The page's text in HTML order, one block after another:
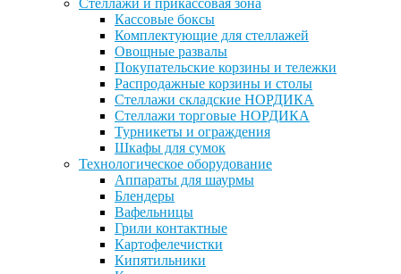
Стеллажи и прикассовая зона
Кассовые боксы
Комплектующие для стеллажей
Овощные развалы
Покупательские корзины и тележки
Распродажные корзины и столы
Стеллажи складские НОРДИКА
Стеллажи торговые НОРДИКА
Турникеты и ограждения
Шкафы для сумок
Технологическое оборудование
Аппараты для шаурмы
Блендеры
Вафельницы
Грили контактные
Картофелечистки
Кипятильники